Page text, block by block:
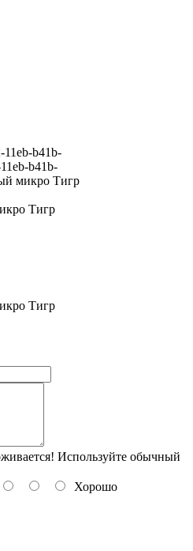
11eb-b41b-
b41b-
микро Тигр
Тигр
Тигр
Используйте обычный
Хорошо